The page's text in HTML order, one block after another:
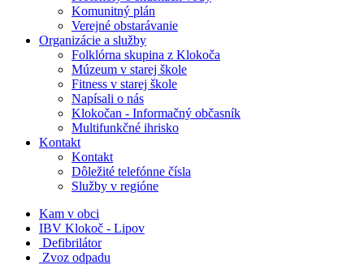
Komunitný plán
Verejné obstarávanie
Organizácie a služby
Folklórna skupina z Klokoča
Múzeum v starej škole
Fitness v starej škole
Napísali o nás
Klokočan - Informačný občasník
Multifunkčné ihrisko
Kontakt
Kontakt
Dôležité telefónne čísla
Služby v regióne
Kam v obci
IBV Klokoč - Lipov
Defibrilátor
Zvoz odpadu